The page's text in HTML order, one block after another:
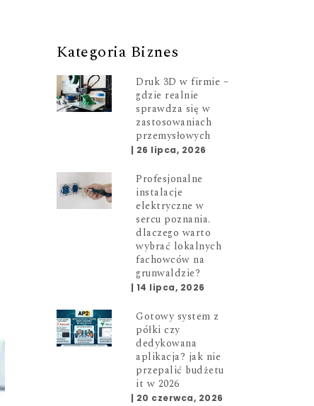
Kategoria Biznes
Druk 3D w firmie –
gdzie realnie
sprawdza się w
zastosowaniach
przemysłowych
| 26 lipca, 2026
Profesjonalne
instalacje
elektryczne w
sercu poznania.
dlaczego warto
wybrać lokalnych
fachowców na
grunwaldzie?
| 14 lipca, 2026
Gotowy system z
półki czy
dedykowana
aplikacja? jak nie
przepalić budżetu
it w 2026
| 20 czerwca, 2026